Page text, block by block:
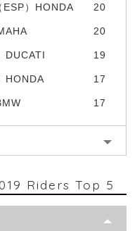
ESP）HONDA 20
20
DUCATI 19
HONDA 17
17
Riders Top 5